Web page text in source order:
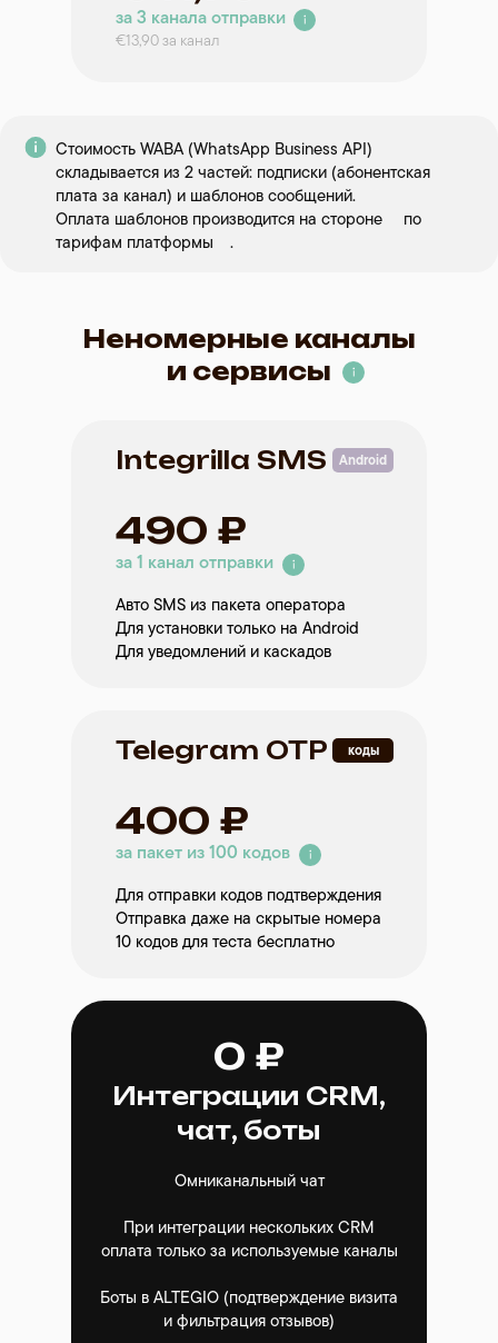
€13,90 за канал
за 3 канала отправки
€39,83 в месяц
€239
за 3 канала отправки
€189
€18,16 в месяц
€109
за 1 канал отправки
€34,75 в месяц
€417
за 3 канала отправки
€338
€16,58 в месяц
€199
за 1 канал отправки
Стоимость WABA (WhatsApp Business API)
складывается из 2 частей: подписки (абонентская
плата за канал) и шаблонов сообщений.
Оплата шаблонов производится на стороне
по
тарифам платформы
.
Неномерные каналы
и сервисы
Integrilla SMS
490 ₽
за 1 канал отправки
Авто SMS из пакета оператора
Для установки только на Android
Для уведомлений и каскадов
Android
Интеграции CRM,
чат, боты
0 ₽
Омниканальный чат
При интеграции нескольких CRM
оплата только за используемые каналы
Боты вALTEGIO (подтверждение визита
и фильтрация отзывов)
Telegram OTP коды
400 ₽
за пакет из 100 кодов
Для отправки кодов подтверждения
Отправка даже на скрытые номера
10 кодов для теста бесплатно